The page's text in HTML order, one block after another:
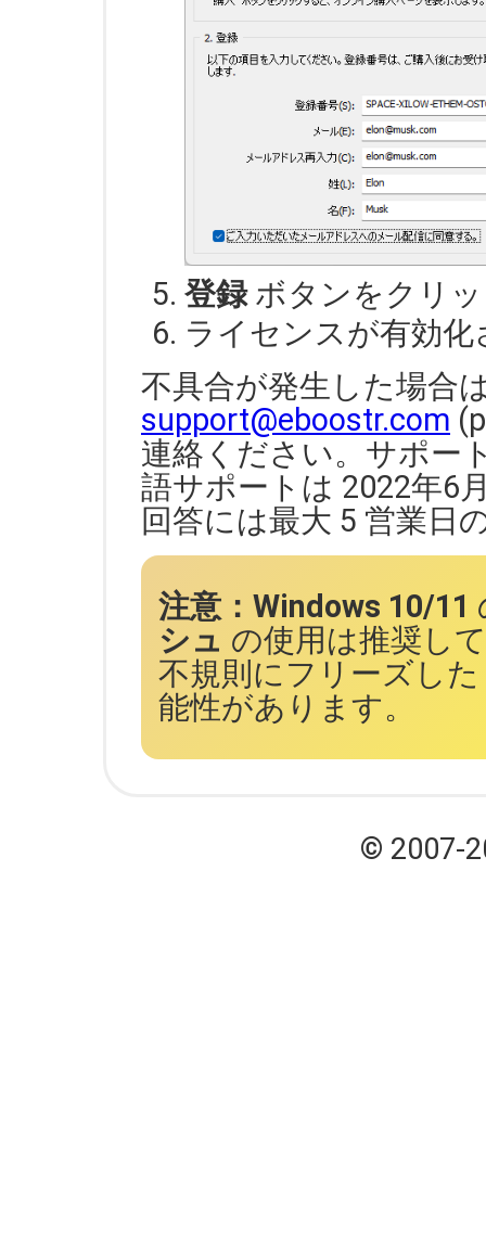
登録ボタンをクリ
ライセンスが有効化
不具合が発生した場合
support@eboostr.com
連絡ください。サポー
語サポートは 2022年6
回答には最大 5 営業日
注意：Windows 10/11
シュ の使用は推奨し
不規則にフリーズし
能性があります。
© 2007-